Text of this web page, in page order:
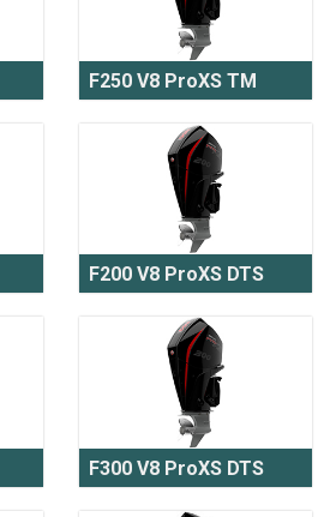
F250 V8 ProXS TM
F200 V8 ProXS DTS
F300 V8 ProXS DTS